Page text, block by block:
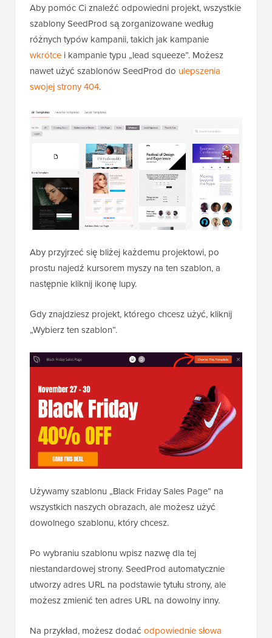
Aby pomóc Ci znaleźć odpowiedni projekt, wszystkie
szablony SeedProd są zorganizowane według
różnych typów kampanii, takich jak kampanie
wkrótce i kampanie typu „lead squeeze”. Możesz
nawet użyć szablonów SeedProd do ulepszenia
swojej strony 404.
Aby przyjrzeć się bliżej każdemu projektowi, po
prostu najedź kursorem myszy na ten szablon, a
następnie kliknij ikonę lupy.
Gdy znajdziesz projekt, którego chcesz użyć, kliknij
„Wybierz ten szablon”.
Używamy szablonu „Black Friday Sales Page” na
wszystkich naszych obrazach, ale możesz użyć
dowolnego szablonu, który chcesz.
Po wybraniu szablonu wpisz nazwę dla tej
niestandardowej strony. SeedProd automatycznie
utworzy adres URL na podstawie tytułu strony, ale
możesz zmienić ten adres URL na dowolny inny.
Na przykład, możesz dodać odpowiednie słowa